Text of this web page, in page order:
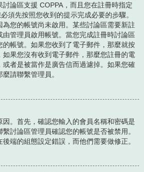
論區支援 COPPA，而且您在註冊時指定
須先按照您收到的提示完成必要的步驟。
您的帳號尚未啟用。某些討論區需要新註
管理員啟用帳號。當您完成註冊時討論區
的帳號。如果您收到了電子郵件，那麼就按
如果您沒有收到電子郵件，那麼您註冊的電
者是被當作是廣告信而過濾掉。如果您確
請聯繫管理員。
。首先，確認您輸入的會員名稱和密碼是
討論區管理員確認您的帳號是否被禁用。
端的組態設定錯誤，而他們需要做修正。